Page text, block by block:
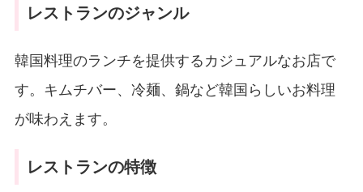
レストランのジャンル
韓国料理のランチを提供するカジュアルなお店で
す。キムチバー、冷麺、鍋など韓国らしいお料理
が味わえます。
レストランの特徴